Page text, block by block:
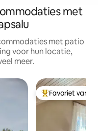
met
met patio
voor hun locatie,
meer.
Topfavoriet van
Favoriet van